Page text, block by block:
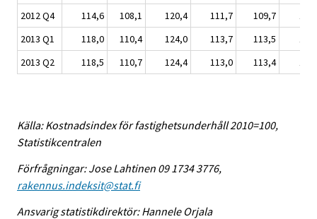
2012 Q4
114,6 108,1 120,4 111,7 109,7
2013 Q1
118,0 110,4 124,0 113,7 113,5
2013 Q2
118,5 110,7 124,4 113,0 113,4
Källa: Kostnadsindex för fastighetsunderhåll 2010=100,
Statistikcentralen
Förfrågningar: Jose Lahtinen 09 1734 3776,
rakennus.indeksit@stat.fi
Ansvarig statistikdirektör: Hannele Orjala